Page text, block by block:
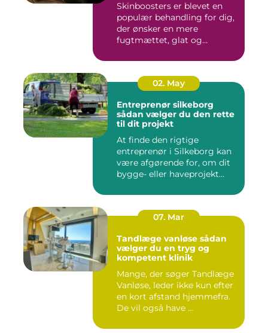
Skinboosters er blevet en
populær behandling for dig,
der ønsker en mere
fugtmættet, glat og
02. May
Entreprenør silkeborg
sådan vælger du den rette
til dit projekt
At finde den rigtige
entreprenør i Silkeborg kan
være afgørende for, om dit
bygge- eller haveprojekt...
07. Mar
Tandlæge vanløse sådan
vælger du en tryg og
kompetent klinik
Mange, der søger Tandlæge
Vanløse, leder ikke kun efter
en kort afstand hjemmefra.
De vil også have ...